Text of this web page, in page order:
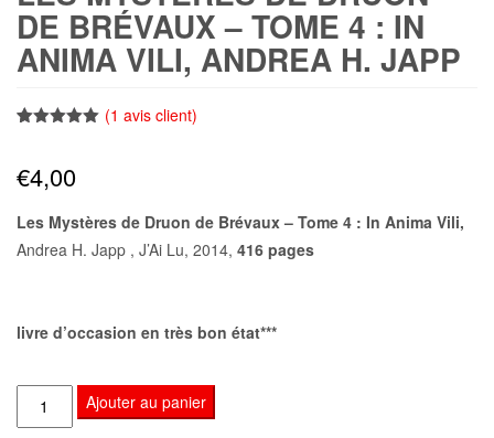
DE BRÉVAUX – TOME 4 : IN
ANIMA VILI, ANDREA H. JAPP
basé sur
notation
(1 avis client)
€4,00
Les Mystères de Druon de Brévaux – Tome 4 : In Anima Vili,
Andrea H. Japp , J’Ai Lu, 2014, 416 pages
livre d’occasion en très bon état***
quantité
de
Ajouter au panier